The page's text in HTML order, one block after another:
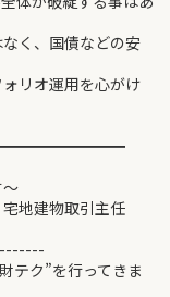
く、国債などの安
リオ運用を心がけ
～
引主任
テク”を行ってきま